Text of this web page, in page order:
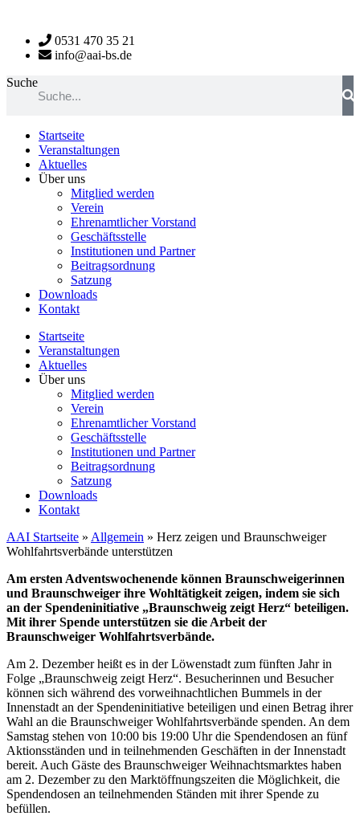
wechseln 0531 470 35 21
info@aai-bs.de
Suche
Startseite
Veranstaltungen
Aktuelles
Über uns
Mitglied werden
Verein
Ehrenamtlicher Vorstand
Geschäftsstelle
Institutionen und Partner
Beitragsordnung
Satzung
Downloads
Kontakt
Startseite
Veranstaltungen
Aktuelles
Über uns
Mitglied werden
Verein
Ehrenamtlicher Vorstand
Geschäftsstelle
Institutionen und Partner
Beitragsordnung
Satzung
Downloads
Kontakt
AAI Startseite » Allgemein » Herz zeigen und Braunschweiger
Wohlfahrtsverbände unterstützen
Am ersten Adventswochenende können Braunschweigerinnen
und Braunschweiger ihre Wohltätigkeit zeigen, indem sie sich
an der Spendeninitiative „Braunschweig zeigt Herz“ beteiligen.
Mit ihrer Spende unterstützen sie die Arbeit der
Braunschweiger Wohlfahrtsverbände.
Am 2. Dezember heißt es in der Löwenstadt zum fünften Jahr in
Folge „Braunschweig zeigt Herz“. Besucherinnen und Besucher
können sich während des vorweihnachtlichen Bummels in der
Innenstadt an der Spendeninitiative beteiligen und einen Betrag ihrer
Wahl an die Braunschweiger Wohlfahrtsverbände spenden. An dem
Samstag stehen von 10:00 bis 19:00 Uhr die Spendendosen an fünf
Aktionsständen und in teilnehmenden Geschäften in der Innenstadt
bereit. Auch Gäste des Braunschweiger Weihnachtsmarktes haben
am 2. Dezember zu den Marktöffnungszeiten die Möglichkeit, die
Spendendosen an teilnehmenden Ständen mit ihrer Spende zu
befüllen.